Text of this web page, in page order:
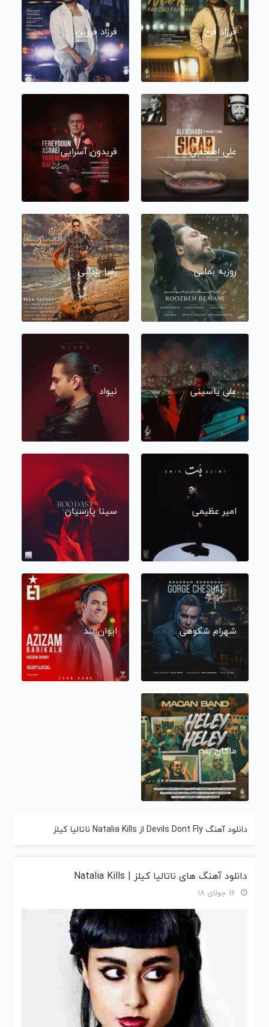
فرزاد فرخ فرزاد فرزین
علی اصحابی فریدون آسرایی
روزبه بمانی رضا یزدانی
علی یاسینی نیواد
امیر عظیمی سینا پارسیان
شهرام شکوهی ایوان بند
ماکان بند
دانلود آهنگ Devils Dont Fly از Natalia Kills ناتالیا کیلز
دانلود آهنگ های ناتالیا کیلز | Natalia Kills